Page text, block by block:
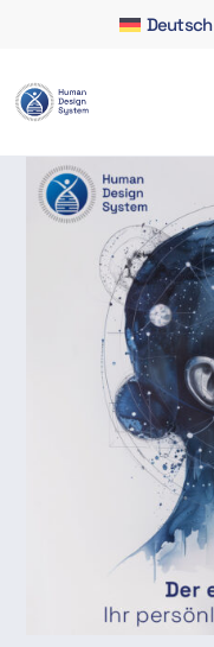
Deutsch